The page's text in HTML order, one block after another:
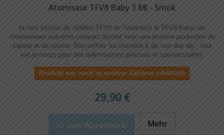
Atomiseur TFV8 Baby 3 Ml - Smok
la mini version du célèbre TFV8 de Smoktech le TFV8 Baby, un
clearomiseur sub-ohm compact discret avec une énorme production de
vapeur et de saveur. Son airflow, sa chambre à air, son drip tip... tout
est re-conçu pour des optimisations précises et spectaculaires.
Produkt nur noch in anderer Variante erhältlich
29,90 €
In den Warenkorb Mehr